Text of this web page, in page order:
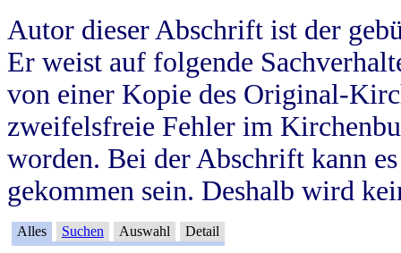
Autor dieser Abschrift ist der
Er weist auf folgende
von einer Kopie des Original-
zweifelsfreie Fehler im
worden. Bei der Abschrift kann
gekommen sein. Deshalb wird
Alles Suchen Auswahl Detail